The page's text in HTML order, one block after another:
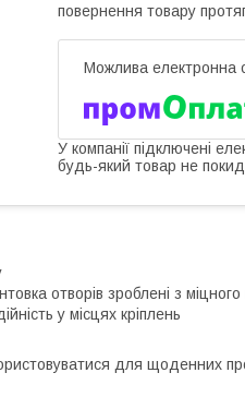
повернення товару
У компанії підключені
будь-який товар не
отворів зроблені з
у місцях кріплень
для щоденних